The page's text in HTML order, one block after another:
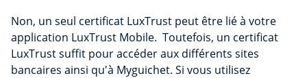
Non, un seul certificat LuxTrust peut être lié à votre
application LuxTrust Mobile. Toutefois, un certificat
LuxTrust suffit pour accéder aux différents sites
bancaires ainsi qu'à Myguichet. Si vous utilisez